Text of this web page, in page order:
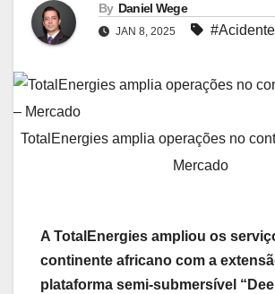
By Daniel Wege
JAN 8, 2025 #Acidente
TotalEnergies amplia operações no
Mercado
A TotalEnergies ampliou os
continente africano com a
plataforma semi-submersível